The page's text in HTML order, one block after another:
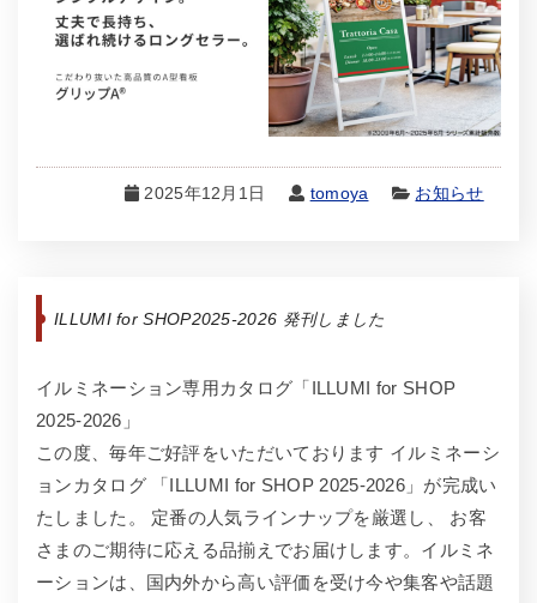
2025年12月1日 tomoya お知らせ
ILLUMI for SHOP2025-2026 発刊しました
イルミネーション専用カタログ「ILLUMI for SHOP
2025-2026」
この度、毎年ご好評をいただいております イルミネーシ
ョンカタログ 「ILLUMI for SHOP 2025-2026」が完成い
たしました。 定番の人気ラインナップを厳選し、 お客
さまのご期待に応える品揃えでお届けします。イルミネ
ーションは、国内外から高い評価を受け今や集客や話題